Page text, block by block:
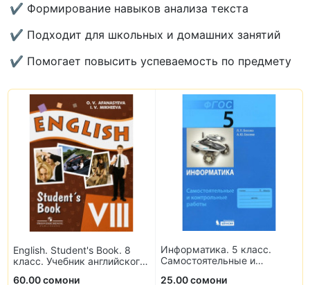
✔ Формирование навыков анализа текста
✔ Подходит для школьных и домашних занятий
✔ Помогает повысить успеваемость по предмету
English. Student's Book. 8
класс. Учебник английского
60.00 сомони
Информатика. 5 класс.
Самостоятельные и
25.00 сомони